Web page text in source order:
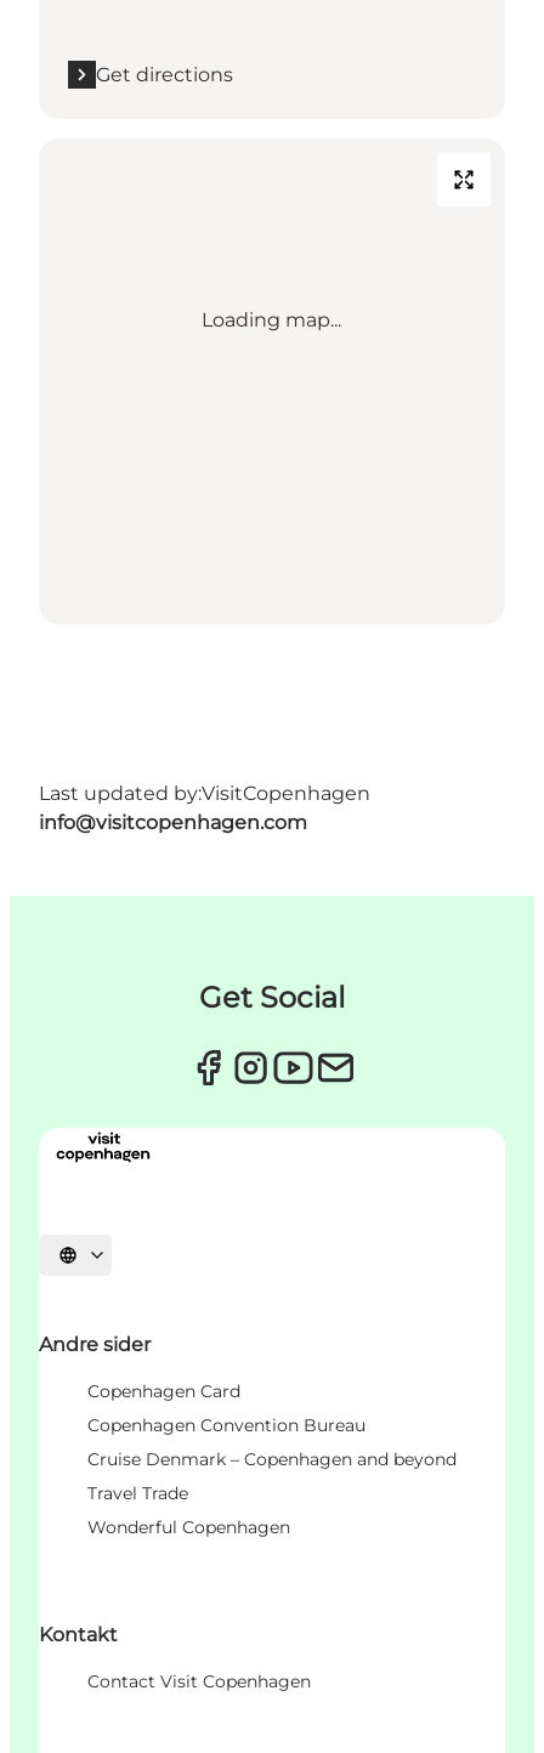
Get directions
Loading map...
Last updated by:VisitCopenhagen
info@visitcopenhagen.com
Get Social
Select language
Andre sider
Copenhagen Card
Copenhagen Convention Bureau
Cruise Denmark – Copenhagen and beyond
Travel Trade
Wonderful Copenhagen
Kontakt
Contact Visit Copenhagen